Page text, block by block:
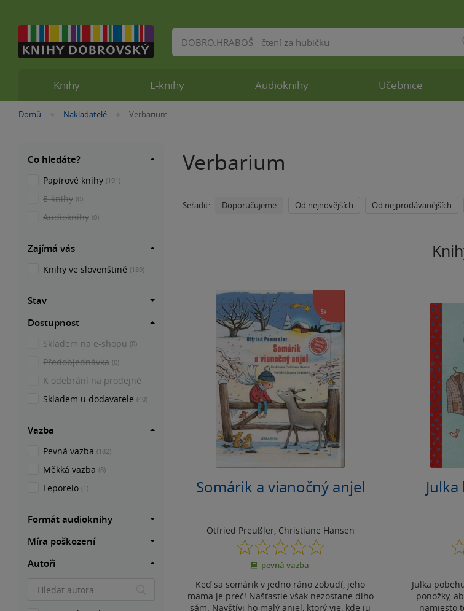
Nacházíte
Domů »
Nakladatelé »
Verbarium
Verbarium
Seřadit: Doporučujeme Od nejnovějších Od nejprodávanějších
Somárik a vianočný anjel
Otfried Preußler, Christiane Hansen
0.0
z
5
pevná vazba
Keď sa somárik v jedno ráno zobudí, jeho
mama je preč! Našťastie však nezostane dlho
sám. Navštívi ho malý anjel, ktorý vie, kde ju
Julka
ponožky,
namiesto
Co hledáte?
Papírové knihy (191)
E-knihy (0)
Audioknihy (0)
Zajímá vás
Knihy ve slovenštině (189)
Stav
Dostupnost
Skladem na e-shopu (0)
Předobjednávka (0)
K odebrání na prodejně
Skladem u dodavatele (40)
Vazba
Pevná vazba (182)
Měkká vazba (8)
Leporelo (1)
Formát audioknihy
Míra poškození
Autoři
Knihy E-knihy Audioknihy Učebnice
Vyhledávání